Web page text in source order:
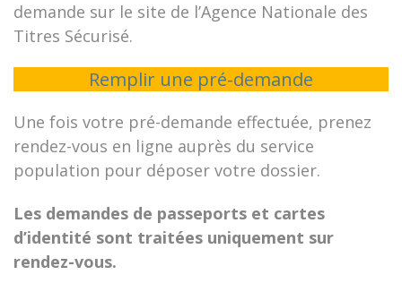
demande sur le site de l’Agence Nationale des
Titres Sécurisé.
Remplir une pré-demande
Une fois votre pré-demande effectuée, prenez
rendez-vous en ligne auprès du service
population pour déposer votre dossier.
Les demandes de passeports et cartes
d’identité sont traitées uniquement sur
rendez-vous.